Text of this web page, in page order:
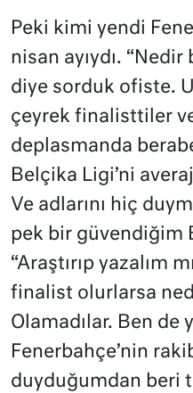
Peki kimi yendi
nisan ayıydı. “Nedir
diye sorduk ofiste.
çeyrek finalisttiler
deplasmanda
Belçika Ligi’ni
Ve adlarını hiç
pek bir güvendiğim
“Araştırıp yazalım
finalist olurlarsa
Olamadılar. Ben de
Fenerbahçe’nin
duyduğumdan beri